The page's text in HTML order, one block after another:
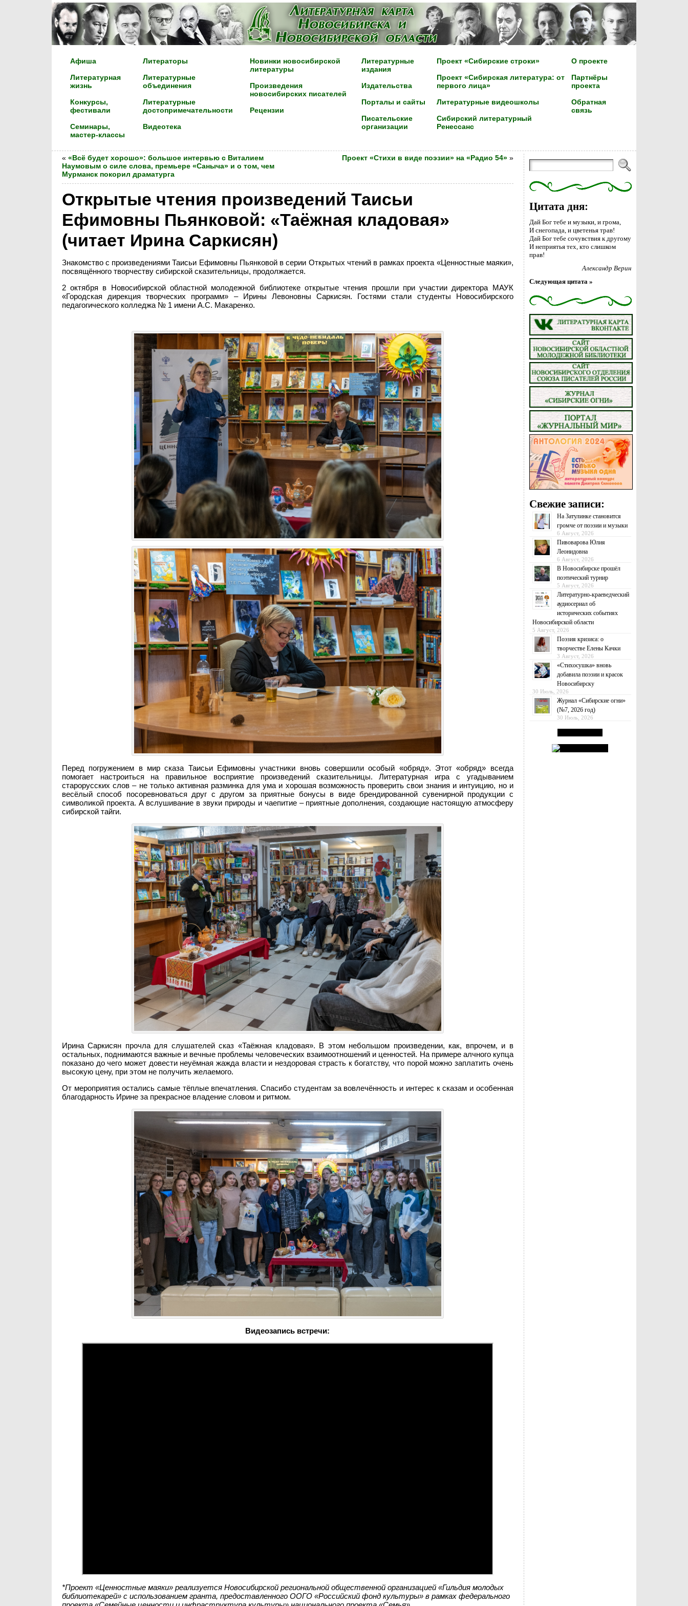
Афиша
Литературная
жизнь
Конкурсы,
фестивали
Семинары,
мастер-классы
Литераторы
Литературные
объединения
Литературные
достопримечательности
Видеотека
Новинки новосибирской
литературы
Произведения
новосибирских писателей
Рецензии
Литературные
издания
Издательства
Порталы и сайты
Писательские
организации
Проект «Сибирские строки»
Проект «Сибирская литература: от
первого лица»
Литературные видеошколы
Сибирский литературный
Ренессанс
О проекте
Партнёры
проекта
Обратная
связь
« «Всё будет хорошо»: большое интервью с Виталием
Наумовым о силе слова, премьере «Саныча» и о том, чем
Мурманск покорил драматурга
Проект «Стихи в виде поэзии» на «Радио 54»»
Открытые чтения произведений Таисьи
Ефимовны Пьянковой: «Таёжная кладовая»
(читает Ирина Саркисян)
Знакомство с произведениями Таисьи Ефимовны Пьянковой в серии Открытых чтений в рамках проекта «Ценностные маяки»,
посвящённого творчеству сибирской сказительницы, продолжается.
2 октября в Новосибирской областной молодежной библиотеке открытые чтения прошли при участии директора МАУК
«Городская дирекция творческих программ» – Ирины Левоновны Саркисян. Гостями стали студенты Новосибирского
педагогического колледжа № 1 имени А.С. Макаренко.
Перед погружением в мир сказа Таисьи Ефимовны участники вновь совершили особый «обряд». Этот «обряд» всегда
помогает настроиться на правильное восприятие произведений сказительницы. Литературная игра с угадыванием
старорусских слов – не только активная разминка для ума и хорошая возможность проверить свои знания и интуицию, но и
весёлый способ посоревноваться друг с другом за приятные бонусы в виде брендированной сувенирной продукции с
символикой проекта. А вслушивание в звуки природы и чаепитие – приятные дополнения, создающие настоящую атмосферу
сибирской тайги.
Ирина Саркисян прочла для слушателей сказ «Таёжная кладовая». В этом небольшом произведении, как, впрочем, и в
остальных, поднимаются важные и вечные проблемы человеческих взаимоотношений и ценностей. На примере алчного купца
показано до чего может довести неуёмная жажда власти и нездоровая страсть к богатству, что порой можно заплатить очень
высокую цену, при этом не получить желаемого.
От мероприятия остались самые тёплые впечатления. Спасибо студентам за вовлечённость и интерес к сказам и особенная
благодарность Ирине за прекрасное владение словом и ритмом.
Видеозапись встречи:
*Проект «Ценностные маяки» реализуется Новосибирской региональной общественной организацией «Гильдия молодых
библиотекарей» с использованием гранта, предоставленного ООГО «Российский фонд культуры» в рамках федерального
Цитата дня:
Дай Бог тебе и музыки, и грома,
И снегопада, и цветенья трав!
Дай Бог тебе сочувствия к другому
И неприятья тех, кто слишком
прав!
Александр Верин
Следующая цитата »
Свежие записи:
На Затулинке становится
громче от поэзии и музыки
6 Август, 2026
Пивоварова Юлия
Леонидовна
6 Август, 2026
В Новосибирске прошёл
поэтический турнир
5 Август, 2026
Литературно-краеведческий
аудиосериал об
исторических событиях
Новосибирской области
5 Август, 2026
Поэзия кризиса: о
творчестве Елены Качки
3 Август, 2026
«Стихосушка» вновь
добавила поэзии и красок
Новосибирску
30 Июль, 2026
Журнал «Сибирские огни»
(№7, 2026 год)
30 Июль, 2026